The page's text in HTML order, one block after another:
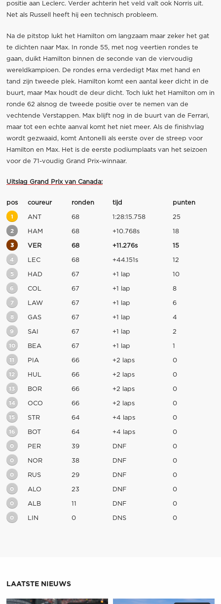
positie aan Leclerc. Verder achterin het veld valt ook Norris uit.
Net als Russell heeft hij een technisch probleem.
Na de pitstop lukt het Hamilton om langzaam maar zeker het gat
te dichten naar Max. In ronde 55, met nog veertien rondes te
gaan, duikt Hamilton binnen de seconde van de viervoudig
wereldkampioen. De rondes erna verdedigt Max met hand en
tand zijn tweede plek. Hamilton komt een aantal keer dicht in de
buurt, maar Max houdt de deur dicht. Toch lukt het Hamilton om in
ronde 62 alsnog de tweede positie over te nemen van de
vechtende Verstappen. Max blijft nog in de buurt van de Ferrari,
maar tot een echte aanval komt het niet meer. Als de finishvlag
wordt gezwaaid, komt Antonelli als eerste over de streep voor
Hamilton en Max. Het is de eerste podiumplaats van het seizoen
voor de 71-voudig Grand Prix-winnaar.
Uitslag Grand Prix van Canada:
pos coureur ronden tijd punten
1 ANT 68 1:28:15.758 25
2 HAM 68 +10.768s 18
3 VER 68 +11.276s 15
4 LEC 68 +44.151s 12
5 HAD 67 +1 lap 10
6 COL 67 +1 lap 8
7 LAW 67 +1 lap 6
8 GAS 67 +1 lap 4
9 SAI 67 +1 lap 2
10 BEA 67 +1 lap 1
11 PIA 66 +2 laps 0
12 HUL 66 +2 laps 0
13 BOR 66 +2 laps 0
14 OCO 66 +2 laps 0
15 STR 64 +4 laps 0
16 BOT 64 +4 laps 0
0 PER 39 DNF 0
0 NOR 38 DNF 0
0 RUS 29 DNF 0
0 ALO 23 DNF 0
0 ALB 11 DNF 0
0 LIN 0 DNS 0
LAATSTE NIEUWS